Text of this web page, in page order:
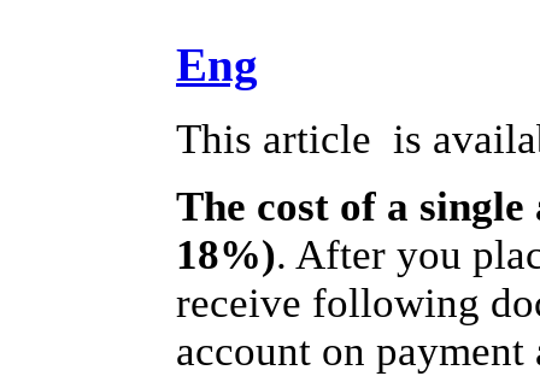
Eng
This article is
The cost of a
18%). After you
receive following
account on